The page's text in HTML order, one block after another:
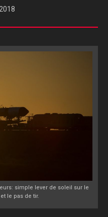
simple lever de soleil sur le
le pas de tir.